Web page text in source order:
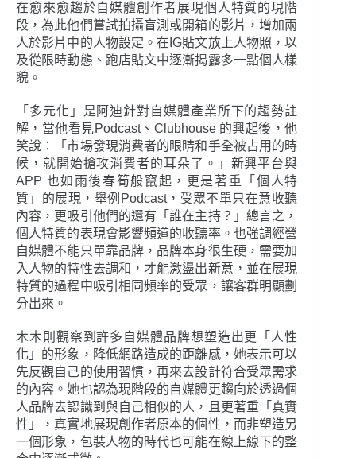
在愈來愈趨於自媒體創作者展現個人特質的現階
段，為此他們嘗試拍攝盲測或開箱的影片，增加兩
人於影片中的人物設定。在IG貼文放上人物照，以
及從限時動態、跑店貼文中逐漸揭露多一點個人樣
貌。
「多元化」是阿迪針對自媒體產業所下的趨勢註
解，當他看見Podcast、Clubhouse 的興起後，他
笑說：「市場發現消費者的眼睛和手全被占用的時
候，就開始搶攻消費者的耳朵了。」新興平台與
APP 也如雨後春筍般竄起，更是著重「個人特
質」的展現，舉例Podcast，受眾不單只在意收聽
內容，更吸引他們的還有「誰在主持？」總言之，
個人特質的表現會影響頻道的收聽率。也強調經營
自媒體不能只單靠品牌，品牌本身很生硬，需要加
入人物的特性去調和，才能激盪出新意，並在展現
特質的過程中吸引相同頻率的受眾，讓客群明顯劃
分出來。
木木則觀察到許多自媒體品牌想塑造出更「人性
化」的形象，降低網路造成的距離感，她表示可以
先反觀自己的使用習慣，再來去設計符合受眾需求
的內容。她也認為現階段的自媒體更趨向於透過個
人品牌去認識到與自己相似的人，且更著重「真實
性」，真實地展現創作者原本的個性，而非塑造另
一個形象，包裝人物的時代也可能在線上線下的整